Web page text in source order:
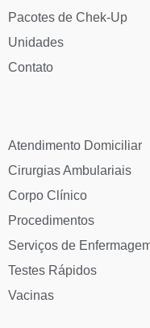
Pacotes de Chek-Up
Unidades
Contato
Atendimento Domiciliar
Cirurgias Ambulariais
Corpo Clínico
Procedimentos
Serviços de
Testes Rápidos
Vacinas